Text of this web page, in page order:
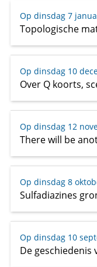
Op dinsdag 7
Topologische
Op dinsdag 10
Over Q koorts,
Op dinsdag 12
There will be
Op dinsdag 8
Sulfadiazines
Op dinsdag 10
De geschiedenis